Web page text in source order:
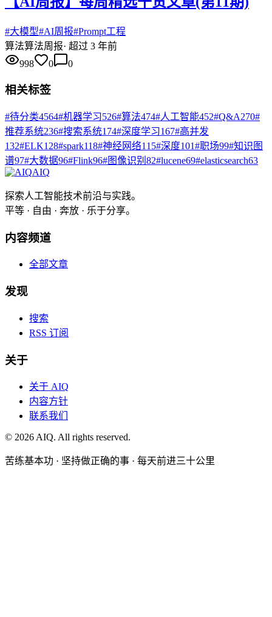
#大模型#AI周报#Prompt工程
算法算法周报· 超过 3 年前
998
0 0
相关标签
#待分类4564#机器学习526#算法474#人工智能452#Q&A270#
推荐系统236#搜索系统174#深度学习167#高并发
132#ELK128#spark118#神经网络115#深度101#职场99#知识图
谱97#大数据96#Flink96#图像识别 82#lucene69#elasticsearch63
AIQ
探索人工智能技术前沿与实践。
平等 · 自由 · 奔放 · 乐于分享。
内容频道
全部文章
发现
搜索
RSS 订阅
关于
关于 AIQ
内容方针
联系我们
© 2026 AIQ. All rights reserved.
苦练基本功 · 坚持做正确的事 · 每天前进三十公里